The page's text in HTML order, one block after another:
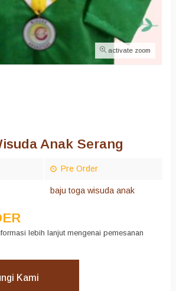
activate zoom
Anak Serang
Pre Order
baju toga wisuda anak
lebih lanjut mengenai pemesanan
Kami